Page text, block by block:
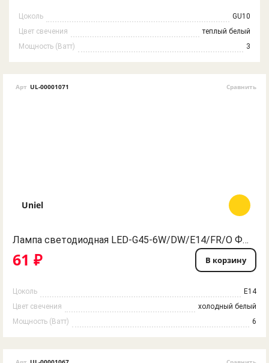
Цоколь
GU10
Цвет свечения
теплый белый
Мощность (Ватт)
3
Арт UL-00001071 Сравнить
Uniel
Лампа светодиодная LED-G45-6W/DW/E14/FR/O Форма "шар", матовая. Серия Optima. Дневной свет. Картон. ТМ Volpe
61 ₽ В корзину
Цоколь
E14
Цвет свечения
холодный белый
Мощность (Ватт)
6